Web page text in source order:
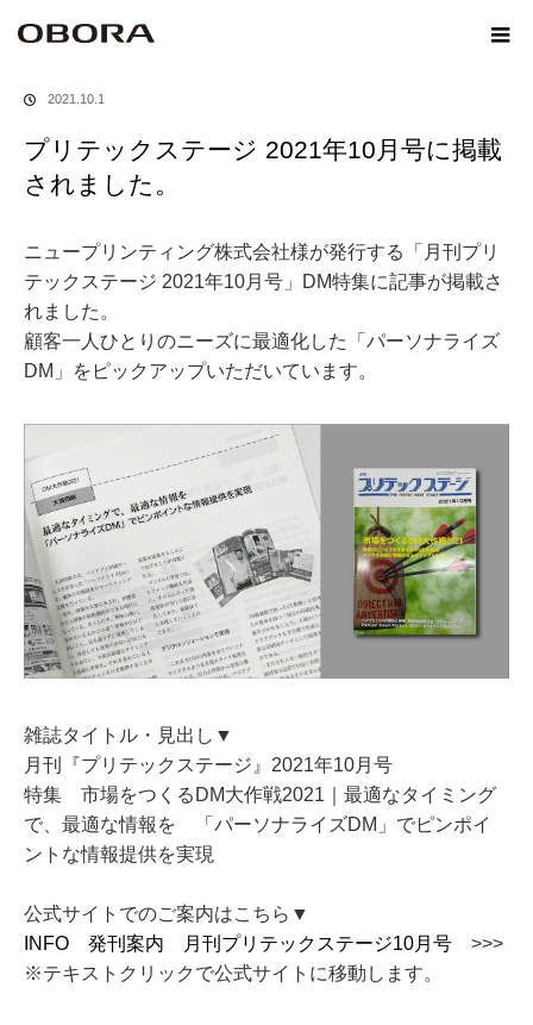
メディア
2021.10.1
プリテックステージ 2021年10月号に掲載
されました。
ニュープリンティング株式会社様が発行する「月刊プリ
テックステージ 2021年10月号」DM特集に記事が掲載さ
れました。
顧客一人ひとりのニーズに最適化した「パーソナライズ
DM」をピックアップいただいています。
雑誌タイトル・見出し▼
月刊『プリテックステージ』2021年10月号
特集 市場をつくるDM大作戦2021｜最適なタイミング
で、最適な情報を 「パーソナライズDM」でピンポイ
ントな情報提供を実現
公式サイトでのご案内はこちら ▼
INFO 発刊案内 月刊プリテックステージ10月号 >>>
※テキストクリックで公式サイトに移動します。